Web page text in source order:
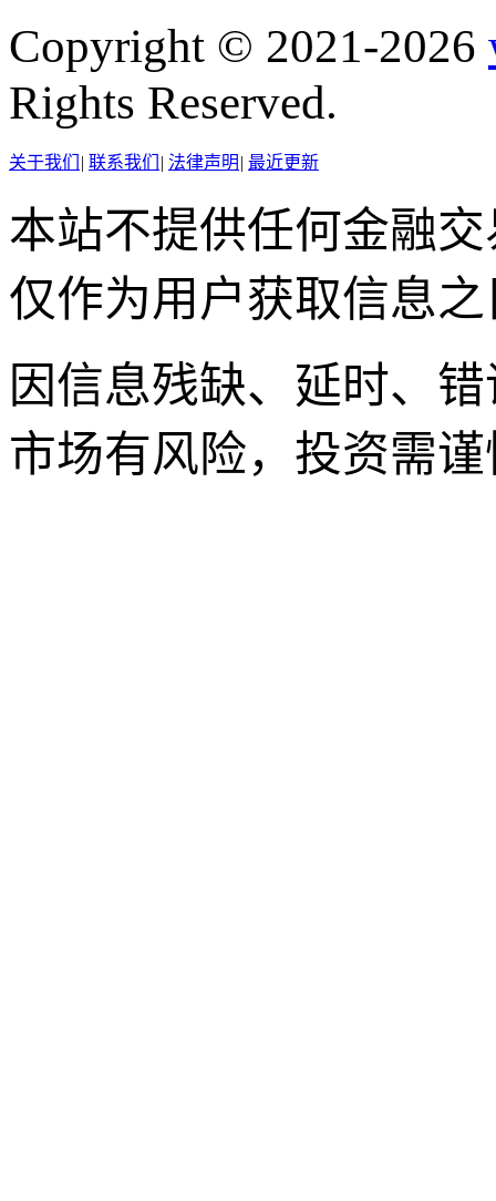
Copyright © 2021-2026
Rights Reserved.
关于我们 | 联系我们 | 法律声明 | 最近更新
本站不提供任何金融
仅作为用户获取信息
因信息残缺、延时、
市场有风险，投资需